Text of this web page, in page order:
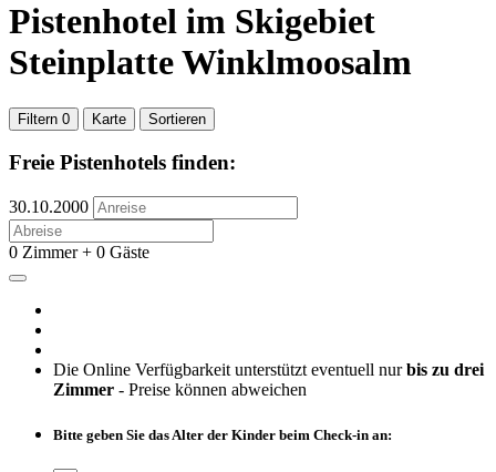
Pistenhotel im Skigebiet
Steinplatte Winklmoosalm
Filtern 0 Karte Sortieren
Freie Pistenhotels finden:
30.10.2000
0 Zimmer + 0 Gäste
Die Online Verfügbarkeit unterstützt eventuell nurbis zu drei
Zimmer - Preise können abweichen
Bitte geben Sie das Alter der Kinder beim Check-in an: